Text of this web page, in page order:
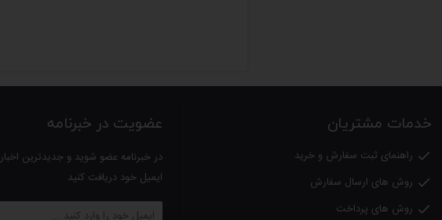
خدمات مشتریان
 راهنمای ثبت سفارش و خرید
 روش های ارسال سفارش
 روش های پرداخت
عضویت در خبرنامه
در خبرنامه عضو شوید و جدیدترین
ایمیل خود دریافت کنید